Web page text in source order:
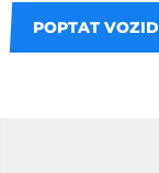
POPTAT